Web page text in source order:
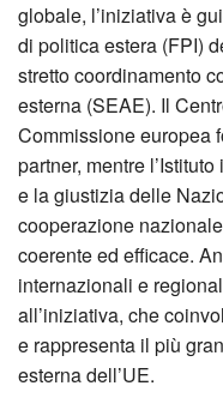
globale, l’iniziativa è
di politica estera (FPI)
stretto coordinamento
esterna (SEAE). Il
Commissione europea
partner, mentre
e la giustizia delle
cooperazione
coerente ed efficace.
internazionali e
all’iniziativa, che
e rappresenta il più
esterna dell’UE.